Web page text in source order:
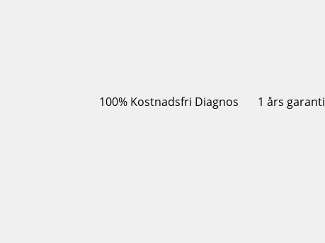
100% Kostnadsfri Diagnos 1 års garanti